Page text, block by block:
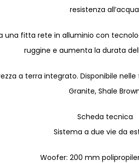
resistenza
una fitta rete in alluminio con
ruggine e aumenta la durata
a terra integrato. Disponibile
Granite, Shale
Scheda tecnica
Sistema a due vie da
Woofer: 200 mm